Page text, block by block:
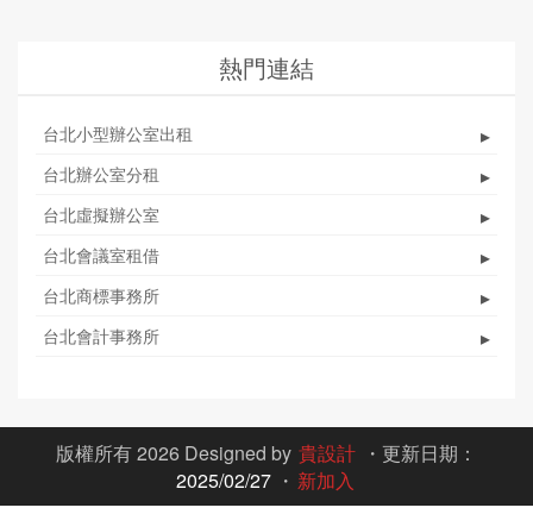
熱門連結
台北小型辦公室出租 ▸
台北辦公室分租 ▸
台北虛擬辦公室 ▸
台北會議室租借 ▸
台北商標事務所 ▸
台北會計事務所 ▸
版權所有 2026 Designed by 貴設計 ・更新日期：
2025/02/27 ・ 新加入